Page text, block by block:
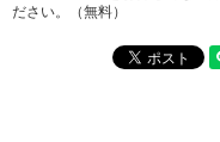
ださい。（無料）